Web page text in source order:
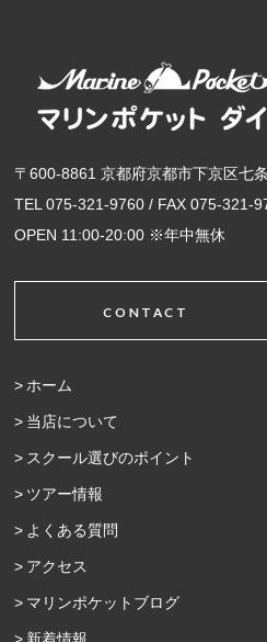
〒600-8861 京都府京都市下京区七
TEL 075-321-9760 / FAX 075-321-
OPEN 11:00-20:00 ※年中無休
CONTACT
ホーム
当店について
スクール選びのポイント
ツアー情報
よくある質問
アクセス
マリンポケットブログ
新着情報